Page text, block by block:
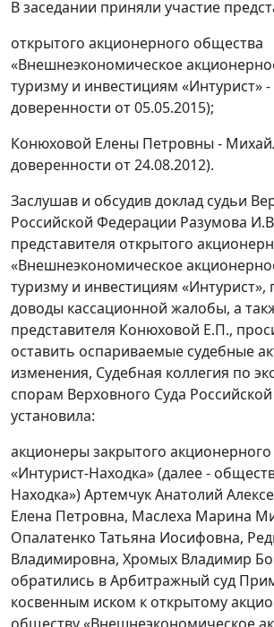
В заседании приняли участие
открытого акционерного общества
«Внешнеэкономическое
туризму и инвестициям «Интурист»
доверенности от 05.05.2015);
Конюховой Елены Петровны -
доверенности от 24.08.2012).
Заслушав и обсудив доклад судьи
Российской Федерации Разумова
представителя открытого
«Внешнеэкономическое
туризму и инвестициям
доводы кассационной жалобы, а
представителя Конюховой Е.П.,
оставить оспариваемые судебные
изменения, Судебная коллегия по
спорам Верховного Суда
установила:
акционеры закрытого
«Интурист-Находка» (далее -
Находка») Артемчук Анатолий
Елена Петровна, Маслеха Марина
Опалатенко Татьяна Иосифовна,
Владимировна, Хромых Владимир
обратились в Арбитражный суд
косвенным иском к открытому